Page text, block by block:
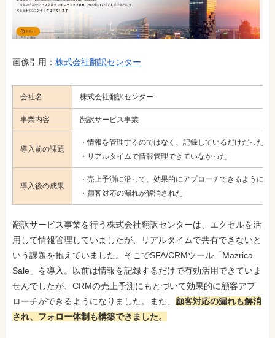
画像引用： 株式会社翻訳センター
会社名 株式会社翻訳センター
事業内容 翻訳サービス事業
導入前の課題
・情報を管理するのではなく、記録しているだけだった
・リアルタイムで情報管理できていなかった
導入後の成果
・売上予測に沿って、効果的にアプローチできるようにな
・顧客対応の漏れが解消された
翻訳サービス事業を行う株式会社翻訳センターは、エクセルを活
用して情報管理していましたが、リアルタイムで共有できないと
いう課題を抱えていました。そこでSFA/CRMツール「Mazrica
Sale」を導入。以前は情報を記録するだけで有効活用できていま
せんでしたが、CRMの売上予測にもとづいて効果的に顧客アプ
ローチができるようになりました。また、 顧客対応の漏れも解消
され、フォロー体制も構築できました。